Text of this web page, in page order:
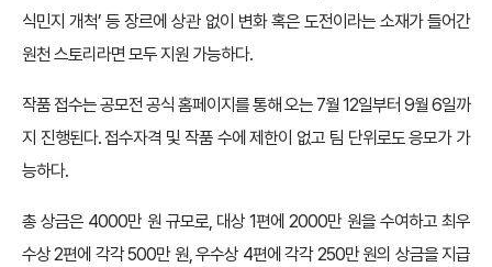
식민지 개척’ 등 장르에 상관 없이 변화 혹은 도전이라는 소재가 들어간
원천 스토리라면 모두 지원 가능하다.
작품 접수는 공모전 공식 홈페이지를 통해 오는 7월 12일부터 9월 6일까
지 진행된다. 접수자격 및 작품 수에 제한이 없고 팀 단위로도 응모가 가
능하다.
총 상금은 4000만 원 규모로, 대상 1편에 2000만 원을 수여하고 최우
수상 2편에 각각 500만 원, 우수상 4편에 각각 250만 원의 상금을 지급